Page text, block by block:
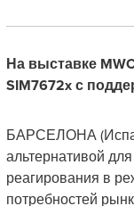
На выставке
SIM7672x с
БАРСЕЛОНА
альтернативой
реагирования в
потребностей